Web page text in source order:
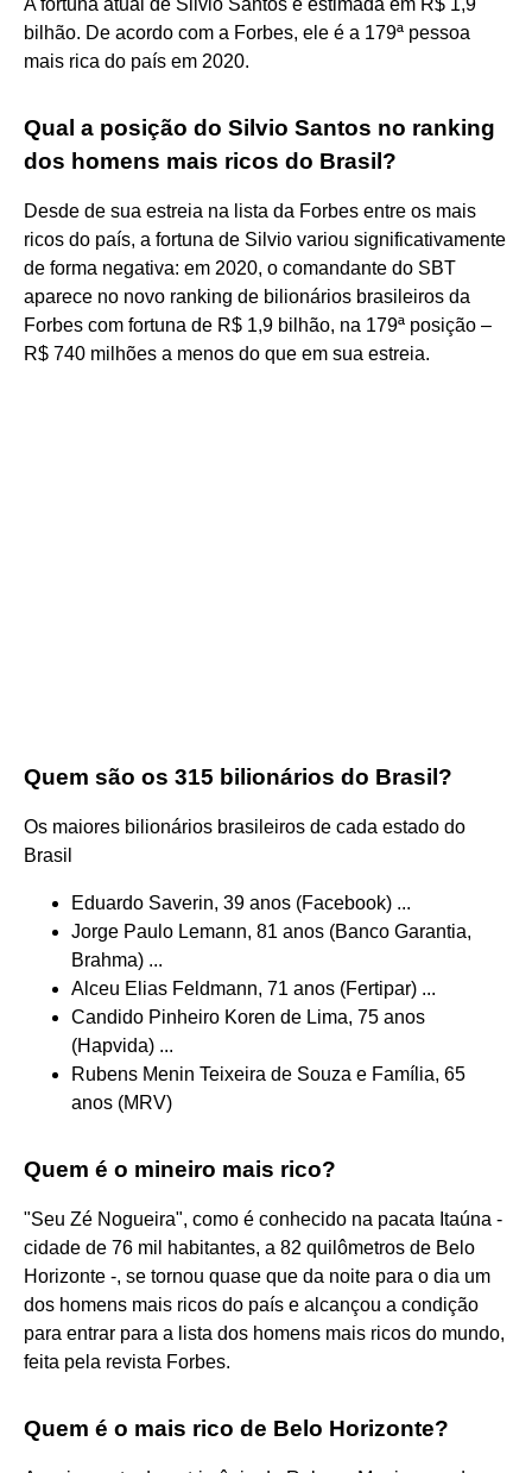
bilhão. De acordo com a Forbes, ele é a 179ª pessoa
mais rica do país em 2020.
Qual a posição do Silvio Santos no ranking
dos homens mais ricos do Brasil?
Desde de sua estreia na lista da Forbes entre os mais
ricos do país, a fortuna de Silvio variou significativamente
de forma negativa: em 2020, o comandante do SBT
aparece no novo ranking de bilionários brasileiros da
Forbes com fortuna de R$ 1,9 bilhão, na 179ª posição –
R$ 740 milhões a menos do que em sua estreia.
Quem são os 315 bilionários do Brasil?
Os maiores bilionários brasileiros de cada estado do
Brasil
Eduardo Saverin, 39 anos (Facebook) ...
Jorge Paulo Lemann, 81 anos (Banco Garantia,
Brahma) ...
Alceu Elias Feldmann, 71 anos (Fertipar) ...
Candido Pinheiro Koren de Lima, 75 anos
(Hapvida) ...
Rubens Menin Teixeira de Souza e Família, 65
anos (MRV)
Quem é o mineiro mais rico?
"Seu Zé Nogueira", como é conhecido na pacata Itaúna -
cidade de 76 mil habitantes, a 82 quilômetros de Belo
Horizonte -, se tornou quase que da noite para o dia um
dos homens mais ricos do país e alcançou a condição
para entrar para a lista dos homens mais ricos do mundo,
feita pela revista Forbes.
Quem é o mais rico de Belo Horizonte?